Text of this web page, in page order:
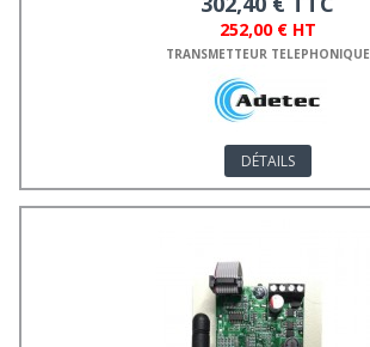
252,00 € HT
TRANSMETTEUR TELEPHONIQUE
DÉTAILS